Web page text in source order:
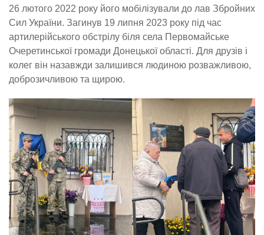
26 лютого 2022 року його мобілізували до лав Збройних
Сил України. Загинув 19 липня 2023 року під час
артилерійського обстрілу біля села Первомайське
Очеретинської громади Донецької області. Для друзів і
колег він назавжди залишився людиною розважливою,
доброзичливою та щирою.